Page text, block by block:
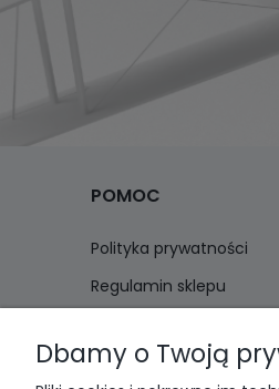
POMOC
Polityka prywatności
Regulamin sklepu
Dbamy o Twoją